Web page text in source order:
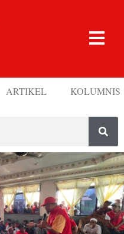
ARTIKEL KOLUMNIS